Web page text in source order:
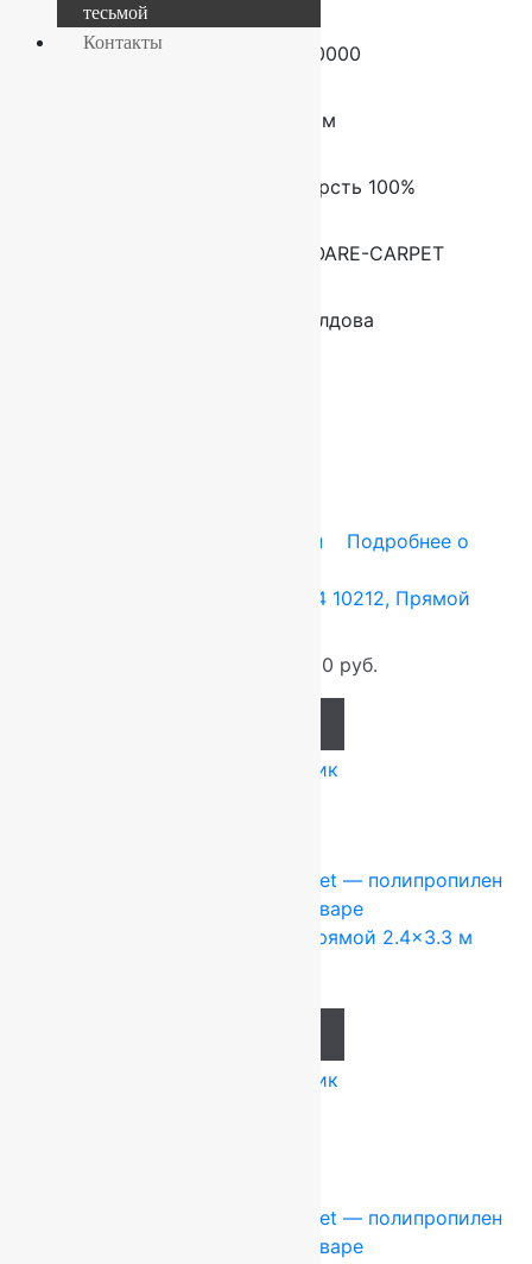
Плотность 520000
8 мм
Шерсть 100%
FLOARE-CARPET
Молдова
BCF — полипропилен
Подробнее о
Ковер Лайла де Люкс 15364 10212, Прямой
11 250 руб.
Купить в 1 клик
Heat-Set — полипропилен
Подробнее о товаре
Ковер Atrium 63015 5313, Прямой 2.4×3.3 м
Купить в 1 клик
Heat-Set — полипропилен
Подробнее о товаре
тесьмой
Контакты